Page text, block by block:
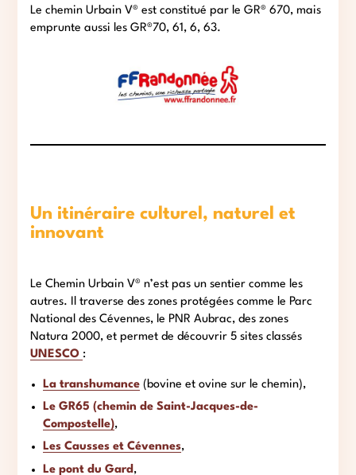
Le chemin Urbain V® est constitué par le GR® 670, mais
emprunte aussi les GR®70, 61, 6, 63.
Un itinéraire culturel, naturel et
innovant
Le Chemin Urbain V® n’est pas un sentier comme les
autres. Il traverse des zones protégées comme le Parc
National des Cévennes, le PNR Aubrac, des zones
Natura 2000, et permet de découvrir 5 sites classés
UNESCO :
La transhumance (bovine et ovine sur le chemin),
Le GR65 (chemin de Saint-Jacques-de-
Compostelle),
Les Causses et Cévennes,
Le pont du Gard ,